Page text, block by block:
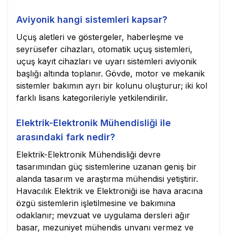
Aviyonik hangi sistemleri kapsar?
Uçuş aletleri ve göstergeler, haberleşme ve
seyrüsefer cihazları, otomatik uçuş sistemleri,
uçuş kayıt cihazları ve uyarı sistemleri aviyonik
başlığı altında toplanır. Gövde, motor ve mekanik
sistemler bakımın ayrı bir kolunu oluşturur; iki kol
farklı lisans kategorileriyle yetkilendirilir.
Elektrik-Elektronik Mühendisliği ile
arasındaki fark nedir?
Elektrik-Elektronik Mühendisliği devre
tasarımından güç sistemlerine uzanan geniş bir
alanda tasarım ve araştırma mühendisi yetiştirir.
Havacılık Elektrik ve Elektroniği ise hava aracına
özgü sistemlerin işletilmesine ve bakımına
odaklanır; mevzuat ve uygulama dersleri ağır
basar, mezuniyet mühendis unvanı vermez ve